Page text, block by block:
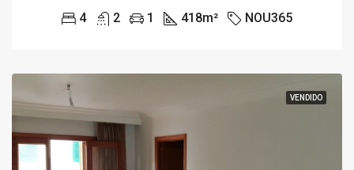
4 2 1 418m² NOU365
VENDIDO